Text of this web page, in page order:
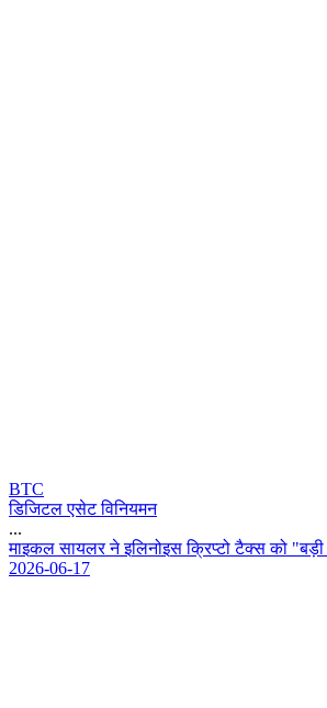
BTC
डिजिटल एसेट विनियमन
...
मइकल सयलर न इलनइस कपट टकस क "बड
2026-06-17